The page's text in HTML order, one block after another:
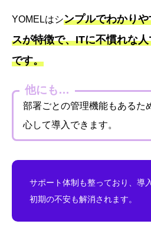
YOMELはシンプルでわかり
スが特徴で、ITに不慣れな
です。
他にも…
部署ごとの管理機能もあるた
心して導入できます。
サポート体制も整っており、導入
初期の不安も解消されます。